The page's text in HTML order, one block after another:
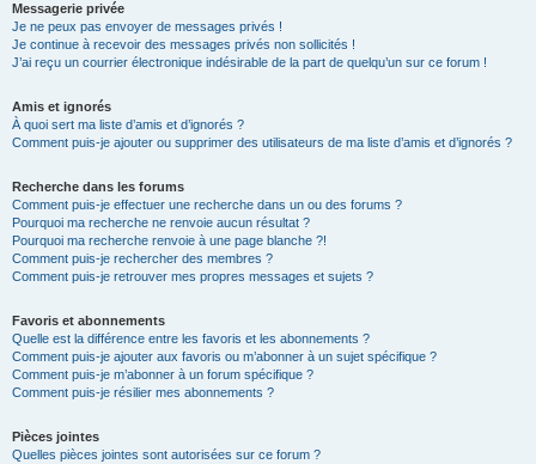
Messagerie privée
Je ne peux pas envoyer de messages privés !
Je continue à recevoir des messages privés non sollicités !
J’ai reçu un courrier électronique indésirable de la part de quelqu’un sur ce forum !
Amis et ignorés
À quoi sert ma liste d’amis et d’ignorés ?
Comment puis-je ajouter ou supprimer des utilisateurs de ma liste d’amis et d’ignorés ?
Recherche dans les forums
Comment puis-je effectuer une recherche dans un ou des forums ?
Pourquoi ma recherche ne renvoie aucun résultat ?
Pourquoi ma recherche renvoie à une page blanche ?!
Comment puis-je rechercher des membres ?
Comment puis-je retrouver mes propres messages et sujets ?
Favoris et abonnements
Quelle est la différence entre les favoris et les abonnements ?
Comment puis-je ajouter aux favoris ou m’abonner à un sujet spécifique ?
Comment puis-je m’abonner à un forum spécifique ?
Comment puis-je résilier mes abonnements ?
Pièces jointes
Quelles pièces jointes sont autorisées sur ce forum ?